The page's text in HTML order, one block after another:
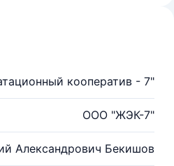
кооператив - 7"
ООО "ЖЭК-7"
Александрович Бекишов